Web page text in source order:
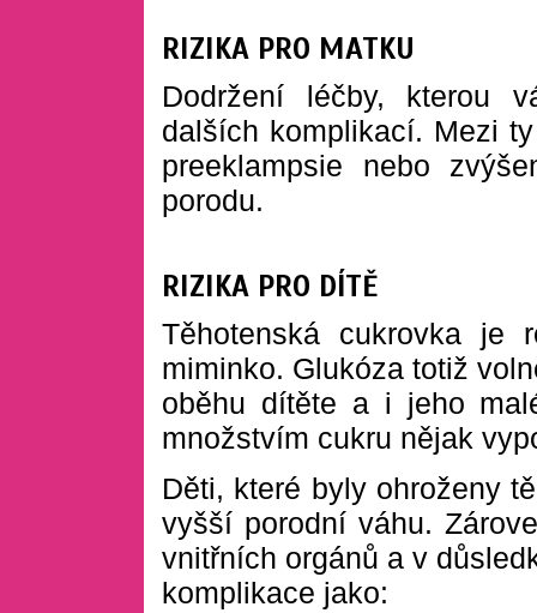
RIZIKA PRO MATKU
Dodržení léčby, kterou
dalších komplikací. Mezi
preeklampsie nebo
porodu.
RIZIKA PRO DÍTĚ
Těhotenská cukrovka je
miminko. Glukóza totiž
oběhu dítěte a i jeho
množstvím cukru nějak
Děti, které byly ohroženy
vyšší porodní váhu.
vnitřních orgánů a v
komplikace jako: